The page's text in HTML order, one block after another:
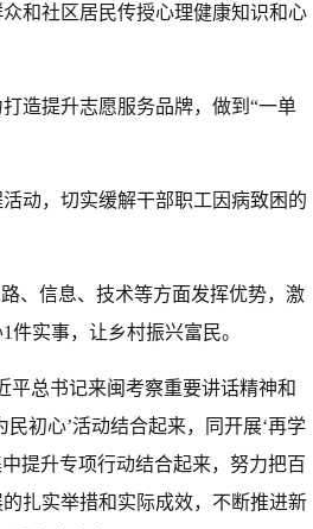
和社区居民传授心理健康知识和心
造提升志愿服务品牌，做到“一单
动，切实缓解干部职工因病致困的
、信息、技术等方面发挥优势，激
实事，让乡村振兴富民。
平总书记来闽考察重要讲话精神和
初心’活动结合起来，同开展‘再学
提升专项行动结合起来，努力把百
扎实举措和实际成效，不断推进新